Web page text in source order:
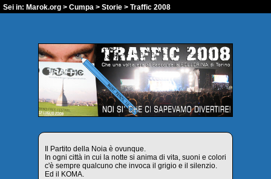
Sei in: Marok.org > Cumpa > Storie > Traffic 2008
Il Partito della Noia è ovunque.
In ogni città in cui la notte si anima di vita, suoni e colori
c'è sempre qualcuno che invoca il grigio e il silenzio.
Ed il KOMA.